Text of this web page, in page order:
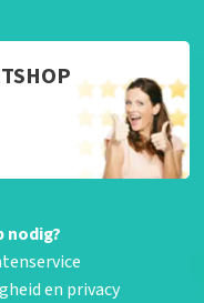
nodig?
en privacy